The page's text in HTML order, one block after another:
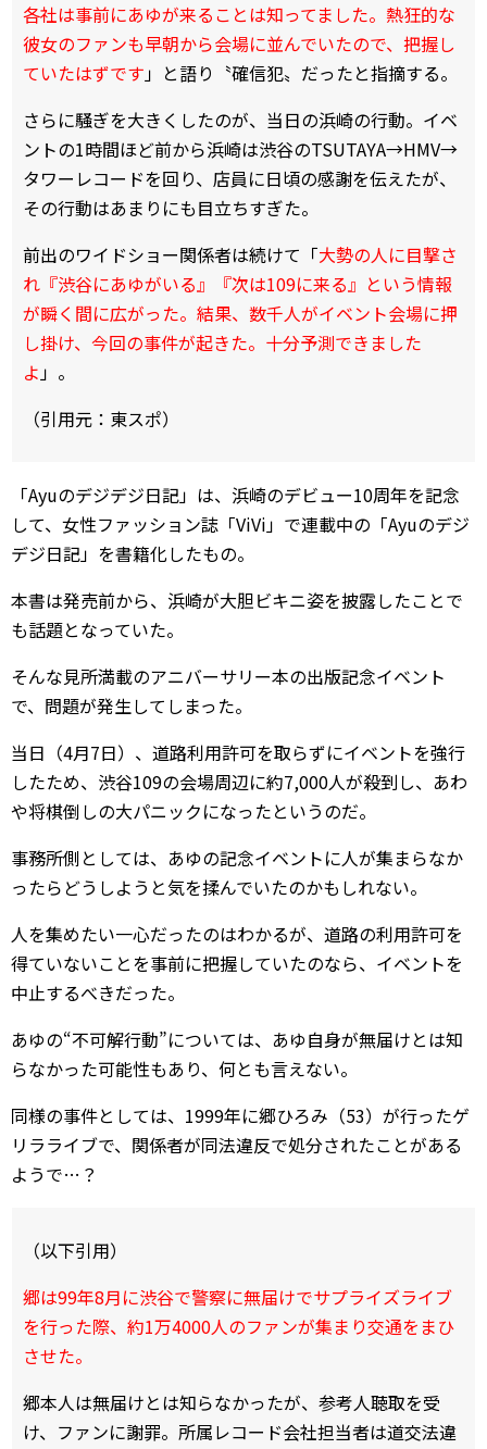
各社は事前にあゆが来ることは知ってました。熱狂的な
彼女のファンも早朝から会場に並んでいたので、把握し
ていたはずです」と語り〝確信犯〟だったと指摘する。
さらに騒ぎを大きくしたのが、当日の浜崎の行動。イベ
ントの1時間ほど前から浜崎は渋谷のTSUTAYA→HMV→
タワーレコードを回り、店員に日頃の感謝を伝えたが、
その行動はあまりにも目立ちすぎた。
前出のワイドショー関係者は続けて「大勢の人に目撃さ
れ『渋谷にあゆがいる』『次は109に来る』という情報
が瞬く間に広がった。結果、数千人がイベント会場に押
し掛け、今回の事件が起きた。十分予測できました
よ」。
（引用元：東スポ）
「Ayuのデジデジ日記」は、浜崎のデビュー10周年を記念
して、女性ファッション誌「ViVi」で連載中の「Ayuのデジ
デジ日記」を書籍化したもの。
本書は発売前から、浜崎が大胆ビキニ姿を披露したことで
も話題となっていた。
そんな見所満載のアニバーサリー本の出版記念イベント
で、問題が発生してしまった。
当日（4月7日）、道路利用許可を取らずにイベントを強行
したため、渋谷109の会場周辺に約7,000人が殺到し、あわ
や将棋倒しの大パニックになったというのだ。
事務所側としては、あゆの記念イベントに人が集まらなか
ったらどうしようと気を揉んでいたのかもしれない。
人を集めたい一心だったのはわかるが、道路の利用許可を
得ていないことを事前に把握していたのなら、イベントを
中止するべきだった。
あゆの“不可解行動”については、あゆ自身が無届けとは知
らなかった可能性もあり、何とも言えない。
同様の事件としては、1999年に郷ひろみ（53）が行ったゲ
リラライブで、関係者が同法違反で処分されたことがある
ようで…？
（以下引用）
郷は99年8月に渋谷で警察に無届けでサプライズライブ
を行った際、約1万4000人のファンが集まり交通をまひ
させた。
郷本人は無届けとは知らなかったが、参考人聴取を受
け、ファンに謝罪。所属レコード会社担当者は道交法違